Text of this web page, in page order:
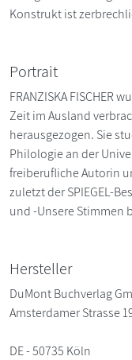
Konstrukt ist
Portrait
FRANZISKA FISCHER
Zeit im Ausland
herausgezogen. Sie
Philologie an der
freiberufliche Autorin
zuletzt der SPIEGEL-
und -Unsere Stimmen
Hersteller
DuMont Buchverlag
Amsterdamer Strasse
DE - 50735 Köln